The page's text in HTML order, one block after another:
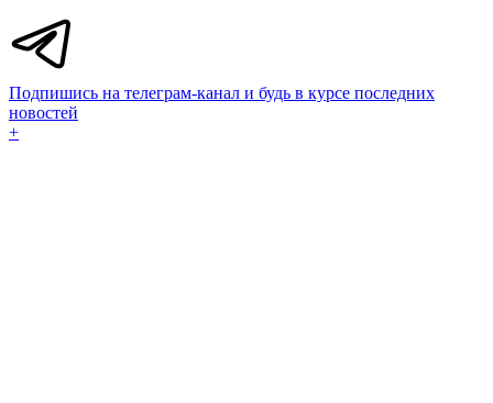
Подпишись на телеграм-канал и будь в курсе последних
новостей
+